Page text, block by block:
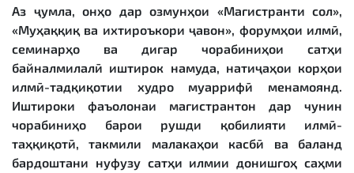
Аз ҷумла, онҳо дар озмунҳои «Магистранти сол»,
«Муҳаққиқ ва ихтироъкори ҷавон», форумҳои илмӣ,
семинарҳо ва дигар чорабиниҳои сатҳи
байналмилалӣ иштирок намуда, натиҷаҳои корҳои
илмӣ-тадқиқотии худро муаррифӣ менамоянд.
Иштироки фаъолонаи магистрантон дар чунин
чорабиниҳо барои рушди қобилияти илмӣ-
таҳқиқотӣ, такмили малакаҳои касбӣ ва баланд
бардоштани нуфузу сатҳи илмии донишгоҳ саҳми